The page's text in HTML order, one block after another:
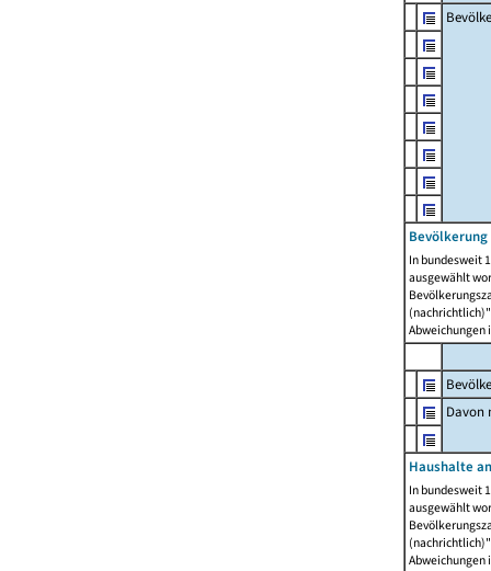
In bundesweit
ausgewählt
Abweichungen
Davon
Haushalte
In bundesweit
ausgewählt
Abweichungen